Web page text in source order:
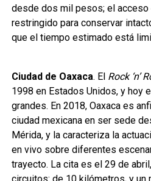
desde dos mil pesos; el
restringido para conservar
que el tiempo estimado está
Ciudad de Oaxaca. El Rock ‘n’
1998 en Estados Unidos, y hoy
grandes. En 2018, Oaxaca es
ciudad mexicana en ser sede
Mérida, y la caracteriza la
en vivo sobre diferentes
trayecto. La cita es el 29 de